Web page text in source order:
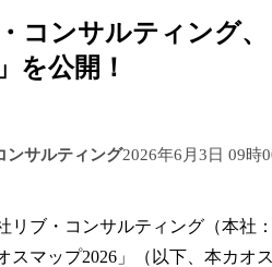
コンサルティング
を公開！
ンサルティング2026年6月3日 09時
リブ・コンサルティング（本社
スマップ2026」（以下、本カオ